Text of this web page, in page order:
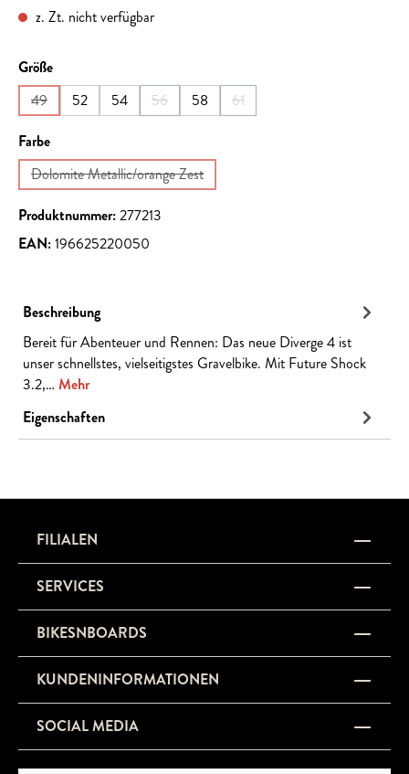
z. Zt. nicht verfügbar
Größeauswählen
49
(Diese Option ist zurzeit nicht verfügbar.)
52 54 56
(Diese Option ist zurzeit nicht verfügbar.)
58 61
(Diese Option ist zurzeit nicht
Farbeauswählen
Dolomite Metallic/orange Zest
(Diese Option ist zurzeit nicht verfügbar.)
Produktnummer:277213
EAN:196625220050
Beschreibung
Bereit für Abenteuer und Rennen: Das neue Diverge 4 ist
unser schnellstes, vielseitigstes Gravelbike. Mit Future Shock
3.2,… Mehr
Eigenschaften
FILIALEN
SERVICES
BIKESNBOARDS
KUNDENINFORMATIONEN
SOCIAL MEDIA